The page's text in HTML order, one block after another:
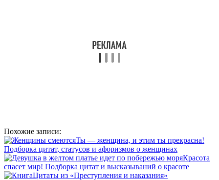
Похожие записи:
Ты — женщина, и этим ты прекрасна!
Подборка цитат, статусов и афоризмов о женщинах
Красота
спасет мир! Подборка цитат и высказываний о красоте
Цитаты из «Преступления и наказания»